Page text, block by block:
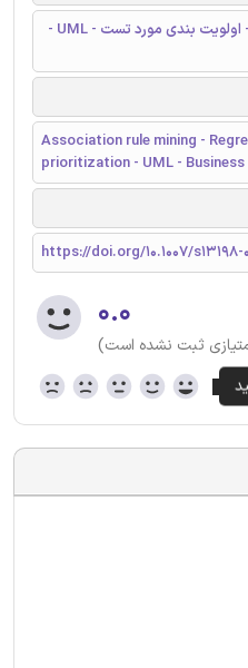
کاوش قانون ارتباط - تست رگرسیون - اولویت بندی مورد تست - UML -
Association rule mining -
prioritization - UML -
https://doi.org/10.1007/
۰.۰
ثبت نشده است)